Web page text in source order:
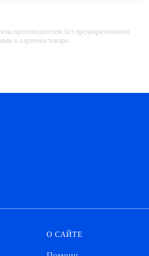
производителем без предварительного
в карточке товара.
О САЙТЕ